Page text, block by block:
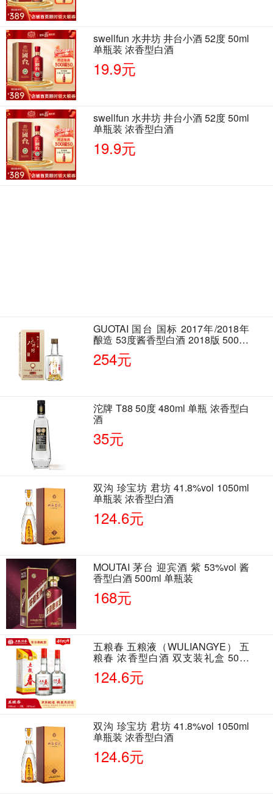
swellfun 水井坊 井台小酒 52度 50ml
单瓶装 浓香型白酒
19.9元
swellfun 水井坊 井台小酒 52度 50ml
单瓶装 浓香型白酒
19.9元
GUOTAI 国台 国标 2017年/2018年
酿造 53度酱香型白酒 2018版 500ml
单瓶装
254元
沱牌 T88 50度 480ml 单瓶 浓香型白
酒
35元
双沟 珍宝坊 君坊 41.8%vol 1050ml
单瓶装 浓香型白酒
124.6元
MOUTAI 茅台 迎宾酒 紫 53%vol 酱
香型白酒 500ml 单瓶装
168元
五粮春 五粮液（WULIANGYE） 五
粮春 浓香型白酒 双支装礼盒 50度
500ml*2瓶 含酒具
124.6元
双沟 珍宝坊 君坊 41.8%vol 1050ml
单瓶装 浓香型白酒
124.6元